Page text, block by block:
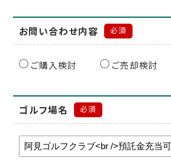
お問い合わせ内容 必須
ご購入検討 ご売却検討
ゴルフ場名 必須